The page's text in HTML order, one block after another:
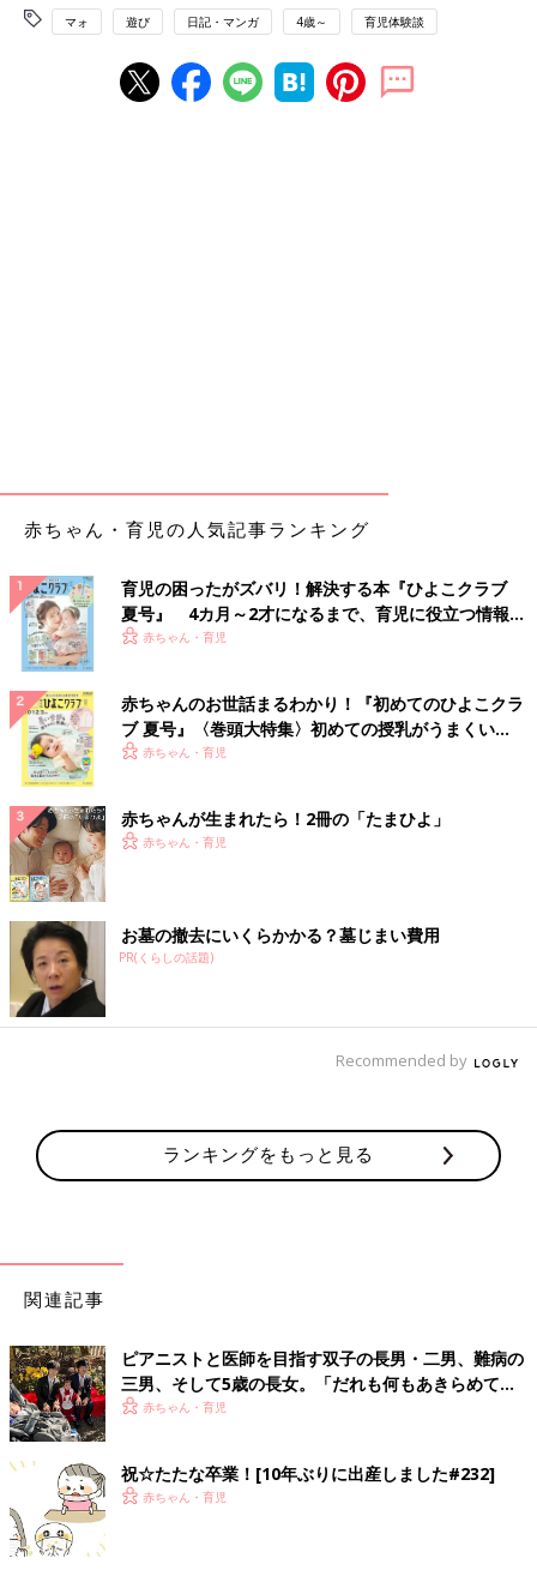
マォ 遊び 日記・マンガ 4歳～ 育児体験談
赤ちゃん・育児の人気記事ランキング
育児の困ったがズバリ！解決する本『ひよこクラブ
夏号』 4カ月～2才になるまで、育児に役立つ情報が
いっぱい！
赤ちゃん・育児
赤ちゃんのお世話まるわかり！『初めてのひよこクラ
ブ 夏号』〈巻頭大特集〉初めての授乳がうまくい
く！ おっぱい・ミルクの基本と夏のトラブル 解決テ
赤ちゃん・育児
赤ちゃんが生まれたら！2冊の「たまひよ」
赤ちゃん・育児
お墓の撤去にいくらかかる？墓じまい費用
PR(くらしの話題)
Recommended by
ランキングをもっと見る
関連記事
ピアニストと医師を目指す双子の長男・二男、難病の
三男、そして5歳の長女。「だれも何もあきらめてほ
しくない」母の思い
赤ちゃん・育児
祝☆たたな卒業！[10年ぶりに出産しました#232]
赤ちゃん・育児